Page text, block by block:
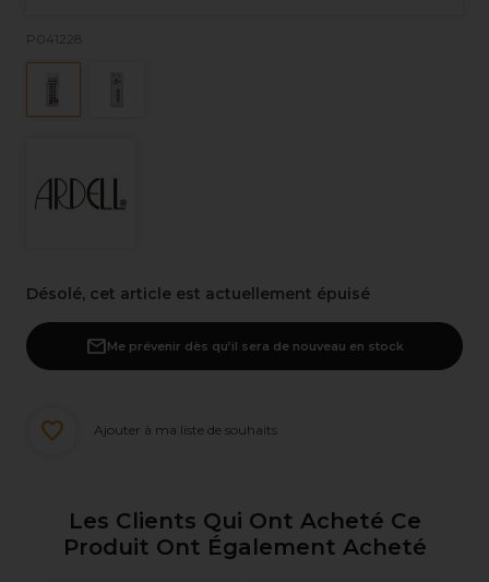
P041228
Désolé, cet article est actuellement épuisé
Me prévenir dès qu’il sera de nouveau en stock
Ajouter à ma liste de souhaits
Les Clients Qui Ont Acheté Ce
Produit Ont Également Acheté